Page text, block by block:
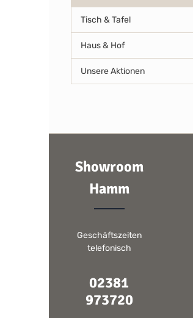
Tisch & Tafel
Haus & Hof
Unsere Aktionen
Showroom
Hamm
Geschäftszeiten
telefonisch
02381
973720